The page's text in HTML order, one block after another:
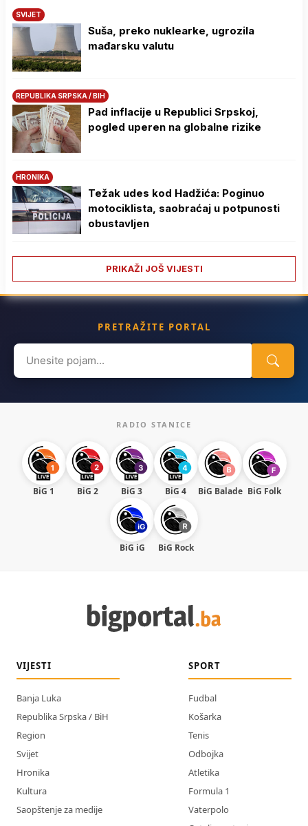
SVIJET
Suša, preko nuklearke, ugrozila
mađarsku valutu
REPUBLIKA SRPSKA / BIH
Pad inflacije u Republici Srpskoj,
pogled uperen na globalne rizike
HRONIKA
Težak udes kod Hadžića: Poginuo
motociklista, saobraćaj u potpunosti
obustavljen
PRIKAŽI JOŠ VIJESTI
PRETRAŽITE PORTAL
Search
for:
RADIO STANICE
BiG 1 BiG 2 BiG 3 BiG 4 BiG Balade BiG Folk
BiG iG BiG Rock
VIJESTI
Banja Luka
Republika Srpska / BiH
Region
Svijet
Hronika
Kultura
Saopštenje za medije
SPORT
Fudbal
Košarka
Tenis
Odbojka
Atletika
Formula 1
Vaterpolo